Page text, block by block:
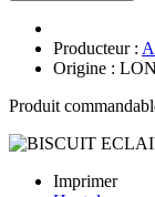
Producteur :
Origine :
Produit
Imprimer